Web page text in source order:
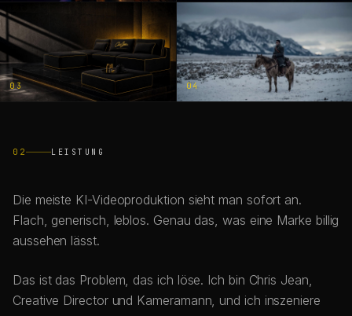
03 04
02 LEISTUNG
Die meiste KI-Videoproduktion sieht man sofort an.
Flach, generisch, leblos. Genau das, was eine Marke billig
aussehen lässt.
Das ist das Problem, das ich löse. Ich bin Chris Jean,
Creative Director und Kameramann, und ich inszeniere